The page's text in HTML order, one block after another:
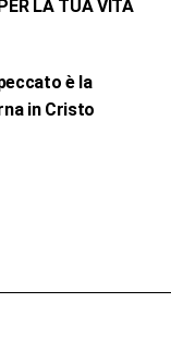
LA TUA VITA
è la
in Cristo